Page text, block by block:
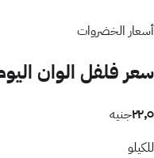
أسعار الخضروات
سعر فلفل الوان
٢٢٫٥جنيه
للكيلو